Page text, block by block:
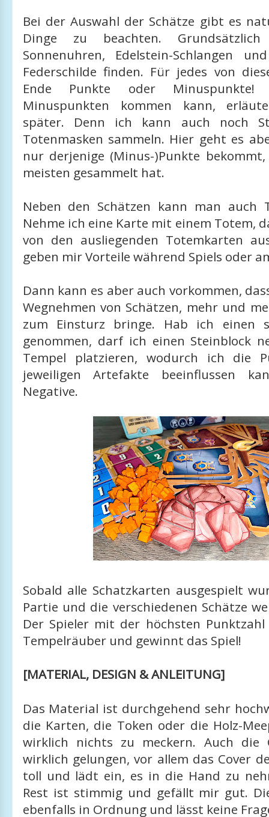
Bei der Auswahl der Schätze gibt es
Dinge zu beachten.
Sonnenuhren, Edelstein-Schlangen
Federschilde finden. Für jedes von
Ende Punkte oder
Minuspunkten kommen kann,
später. Denn ich kann auch noch
Totenmasken sammeln. Hier geht es
nur derjenige (Minus-)Punkte
meisten gesammelt hat.
Neben den Schätzen kann man auch
Nehme ich eine Karte mit einem Totem,
von den ausliegenden Totemkarten
geben mir Vorteile während Spiels oder
Dann kann es aber auch vorkommen,
Wegnehmen von Schätzen, mehr und
zum Einsturz bringe. Hab ich einen
genommen, darf ich einen Steinblock
Tempel platzieren, wodurch ich die
jeweiligen Artefakte beeinflussen
Negative.
Sobald alle Schatzkarten ausgespielt
Partie und die verschiedenen Schätze
Der Spieler mit der höchsten
Tempelräuber und gewinnt das Spiel!
[MATERIAL, DESIGN & ANLEITUNG]
Das Material ist durchgehend sehr
die Karten, die Token oder die Holz-
wirklich nichts zu meckern. Auch die
wirklich gelungen, vor allem das Cover
toll und lädt ein, es in die Hand zu
Rest ist stimmig und gefällt mir gut.
ebenfalls in Ordnung und lässt keine